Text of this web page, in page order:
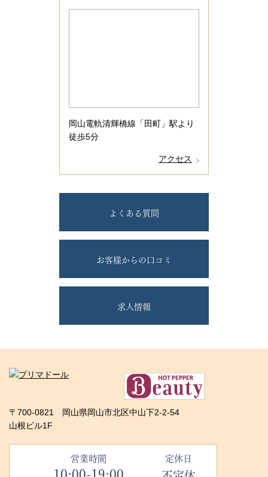
岡山電軌清輝橋線「田町」駅より
徒歩5分
アクセス
よくある質問
お客様からの口コミ
求人情報
〒700-0821 岡山県岡山市北区中山下2-2-54
山根ビル1F
営業時間 定休日